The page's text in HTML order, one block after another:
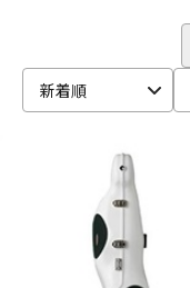
管楽器
アンプ
DJ機器
B
B.AIR B.Tilz Bach
BIRD STRAP
Brass Lab.MOMO
BRESLMAIR
Brilhart
Buffet Crampon
新着順